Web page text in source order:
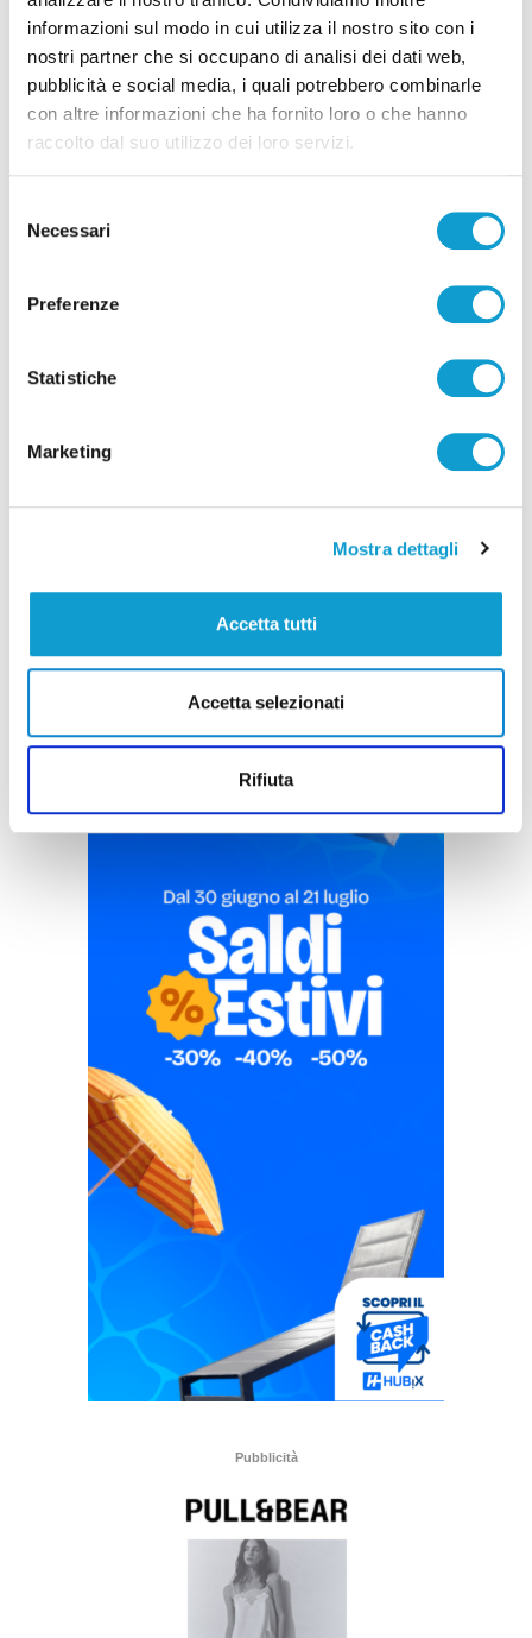
informazioni sul modo in cui utilizza il nostro sito con i
nostri partner che si occupano di analisi dei dati web,
pubblicità e social media, i quali potrebbero combinarle
con altre informazioni che ha fornito loro o che hanno
raccolto dal suo utilizzo dei loro servizi.
delNecessari
Preferenze
Statistiche
Marketing
Mostra dettagli
Accetta tutti
Accetta selezionati
Rifiuta
c’è anche il teramano Di Marcello
Pubblicità
Pubblicità